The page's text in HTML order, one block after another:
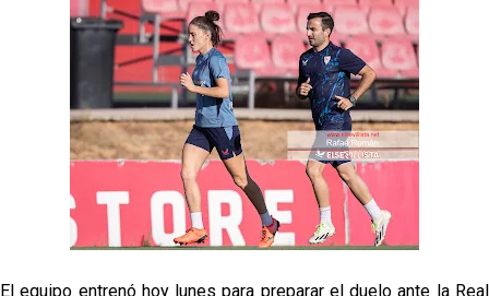
El equipo entrenó hoy lunes para preparar el duelo ante la Real